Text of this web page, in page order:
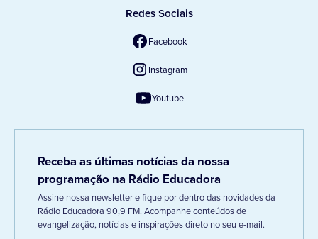
Redes Sociais
Facebook
Instagram
Youtube
Receba as últimas notícias da nossa
programação na Rádio Educadora
Assine nossa newsletter e fique por dentro das novidades da
Rádio Educadora 90,9 FM. Acompanhe conteúdos de
evangelização, notícias e inspirações direto no seu e-mail.